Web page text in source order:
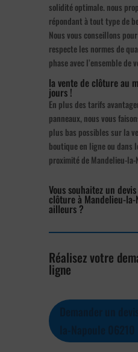
solidité optimale. nous
répondant à tout type de
Nous vous conseillons
respecte les normes de
phase avec l’ensemble de
la vente de clôture au
jours !
En plus des tarifs
panneaux, nous vous
plus bas possibles sur la
boutique en ligne ou dans
proximité de Mandelieu-la-
Vous souhaitez un
clôture à Mandelieu-
ailleurs ?
Réalisez votre
ligne